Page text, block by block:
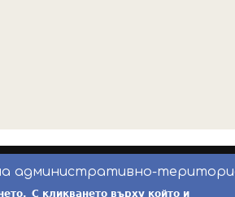
административно-
Бойчо Добрев -ekatte.com
С кликването върху който и